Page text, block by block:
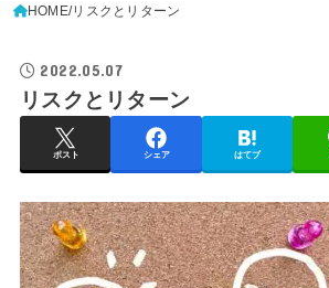
HOME リスクとリターン
2022.05.07
リスクとリターン
ポスト シェア はてブ